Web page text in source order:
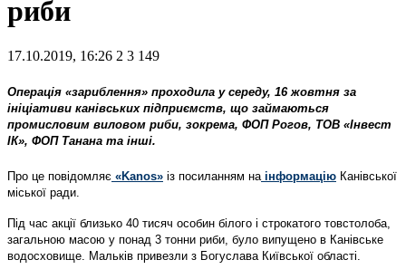
риби
17.10.2019, 16:26 2 3 149
Операція «зариблення» проходила у середу, 16 жовтня за
ініціативи канівських підприємств, що займаються
промисловим виловом риби, зокрема, ФОП Рогов, ТОВ «Інвест
ІК», ФОП Танана та інші.
Про це повідомляє «Kanos» із посиланням наінформацію Канівської
міської ради.
Під час акції близько 40 тисяч особин білого і строкатого товстолоба,
загальною масою у понад 3 тонни риби, було випущено в Канівське
водосховище. Мальків привезли з Богуслава Київської області.